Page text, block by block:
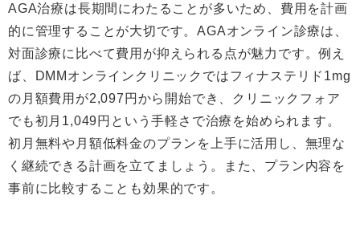
AGA治療は長期間にわたることが多いため、費用を計画
的に管理することが大切です。AGAオンライン診療は、
対面診療に比べて費用が抑えられる点が魅力です。例え
ば、DMMオンラインクリニックではフィナステリド1mg
の月額費用が2,097円から開始でき、クリニックフォア
でも初月1,049円という手軽さで治療を始められます。
初月無料や月額低料金のプランを上手に活用し、無理な
く継続できる計画を立てましょう。また、プラン内容を
事前に比較することも効果的です。